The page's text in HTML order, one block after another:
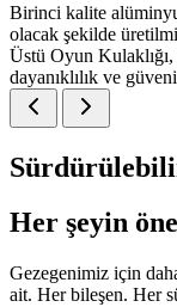
Birinci kalite
olacak şekilde
Üstü Oyun
dayanıklılık ve
Her şeyin
Gezegenimiz için
ait. Her bileşen. Her